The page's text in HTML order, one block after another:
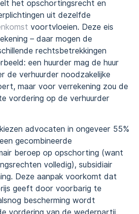
het opschortingsrecht en
uit dezelfde
voortvloeien. Deze eis
– daar mogen de
rechtsbetrekkingen
een huurder mag de huur
de verhuurder noodzakelijke
maar voor verrekening zou de
vordering op de verhuurder
advocaten in ongeveer 55%
gecombineerde
beroep op opschorting (want
volledig), subsidiair
Deze aanpak voorkomt dat
geeft door voorbarig te
bescherming wordt